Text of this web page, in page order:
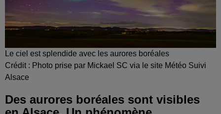
Le ciel est splendide avec les aurores boréales
Crédit : Photo prise par Mickael SC via le site Météo Suivi
Alsace
Des aurores boréales sont visibles